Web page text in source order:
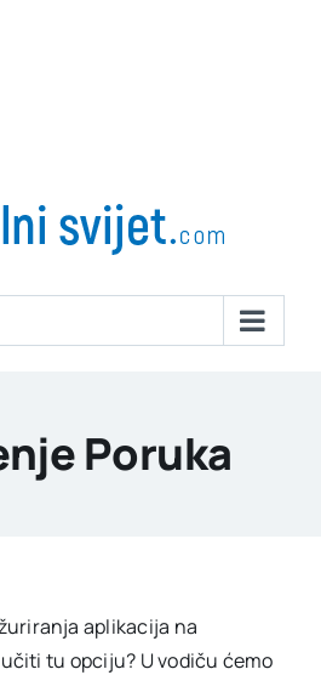
Poruka
aplikacija na
tu opciju? U vodiču ćemo